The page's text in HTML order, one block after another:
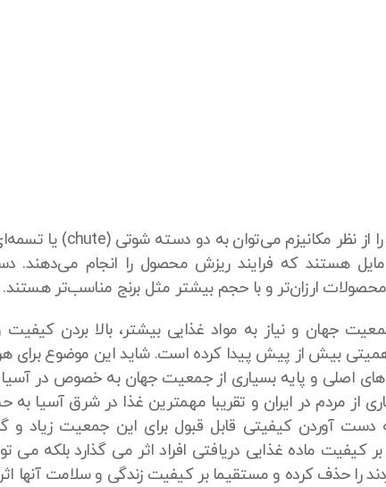
هستند که فرایند ریزش محصول را انجام می‌دهند.
ارزان‌تر و با حجم بیشتر مثل برنج مناسب‌تر هستند.
جهان و نیاز به مواد غذایی بیشتر، بالا بردن
بیش از پیش پیدا کرده است. شاید این موضوع برای هر
اصلی و پایه بسیاری از جمعیت جهان به خصوص در آسیا
از مردم در ایران و تقریبا مهمترین غذا در شرق
دست آوردن کیفیتی قابل قبول برای این جمعیت
بر کیفیت ماده غذایی دریافتی افراد اثر می گذارد بلکه
را حذف کرده و مستقیما بر کیفیت زندگی و سلامت آنها